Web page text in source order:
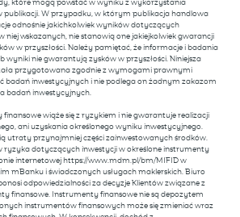
które mogą powstać w wyniku z wykorzystania
publikacji. W przypadku, w którym publikacja handlowa
odnośnie jakichkolwiek wyników dotyczących
wskazanych, nie stanowią one jakiejkolwiek gwarancji
w przyszłości. Należy pamiętać, że informacje i badania
wyniki nie gwarantują zysków w przyszłości. Niniejsza
przygotowana zgodnie z wymogami prawnymi
badań inwestycyjnych i nie podlega on żadnym zakazom
badań inwestycyjnych.
wiąże się z ryzykiem i nie gwarantuje realizacji
ani uzyskania określonego wyniku inwestycyjnego.
utraty przynajmniej części zainwestowanych środków.
ryzyka dotyczących inwestycji w określone instrumenty
internetowej https://www.mdm.pl/bm/MIFID w
mBanku i świadczonych usługach maklerskich. Biuro
odpowiedzialności za decyzje Klientów związane z
finansowe. Instrumenty finansowe nie są depozytem
instrumentów finansowych może się zmieniać wraz